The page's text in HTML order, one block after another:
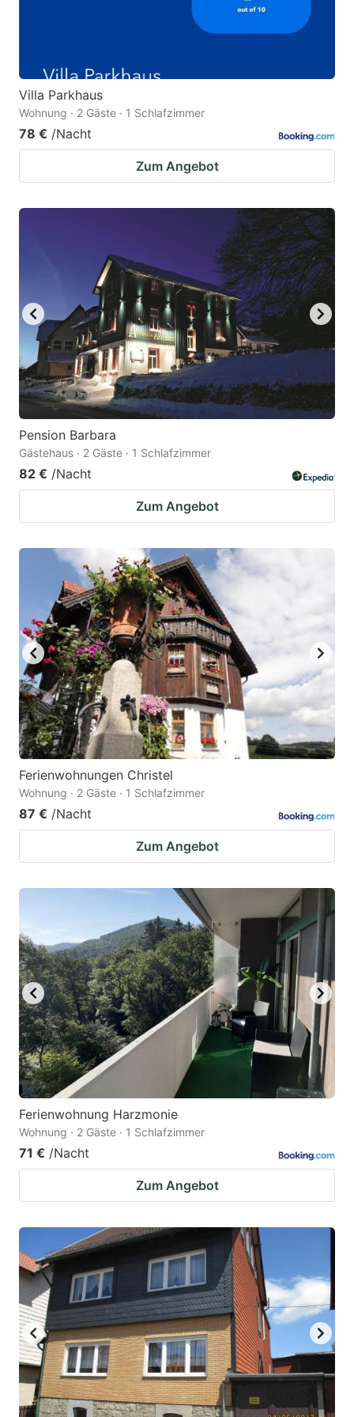
Villa Parkhaus
Wohnung · 2 Gäste · 1 Schlafzimmer
78 € /Nacht
Zum Angebot
Pension Barbara
Gästehaus · 2 Gäste · 1 Schlafzimmer
82 € /Nacht
Zum Angebot
Ferienwohnungen Christel
Wohnung · 2 Gäste · 1 Schlafzimmer
87 € /Nacht
Zum Angebot
Ferienwohnung Harzmonie
Wohnung · 2 Gäste · 1 Schlafzimmer
71 € /Nacht
Zum Angebot